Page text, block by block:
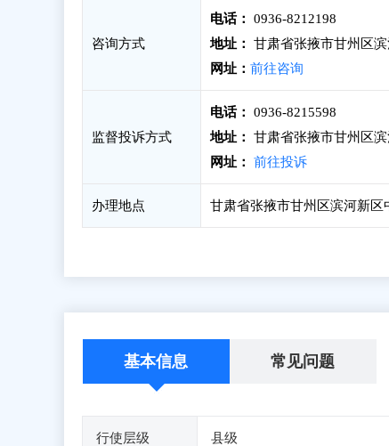
咨询方式
电话：
0936-8212198
地址：
甘肃省张掖市甘州区
网址： 前往咨询
监督投诉方式
电话：
0936-8215598
地址：
甘肃省张掖市甘州区
网址：
前往投诉
办理地点 甘肃省张掖市甘州区滨河新区
基本信息 常见问题
行使层级 县级